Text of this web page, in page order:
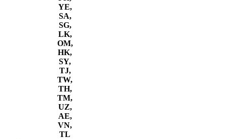
YE,
SA,
SG,
LK,
OM,
HK,
SY,
TJ,
TW,
TH,
TM,
UZ,
AE,
VN,
TL